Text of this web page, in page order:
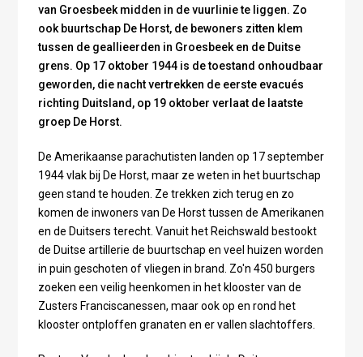
van Groesbeek midden in de vuurlinie te liggen. Zo
ook buurtschap De Horst, de bewoners zitten klem
tussen de geallieerden in Groesbeek en de Duitse
grens. Op 17 oktober 1944 is de toestand onhoudbaar
geworden, die nacht vertrekken de eerste evacués
richting Duitsland, op 19 oktober verlaat de laatste
groep De Horst.
De Amerikaanse parachutisten landen op 17 september
1944 vlak bij De Horst, maar ze weten in het buurtschap
geen stand te houden. Ze trekken zich terug en zo
komen de inwoners van De Horst tussen de Amerikanen
en de Duitsers terecht. Vanuit het Reichswald bestookt
de Duitse artillerie de buurtschap en veel huizen worden
in puin geschoten of vliegen in brand. Zo'n 450 burgers
zoeken een veilig heenkomen in het klooster van de
Zusters Franciscanessen, maar ook op en rond het
klooster ontploffen granaten en er vallen slachtoffers.